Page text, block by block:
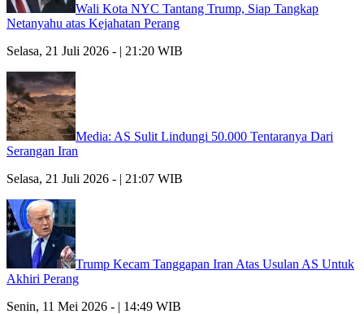
Wali Kota NYC Tantang Trump, Siap Tangkap
Netanyahu atas Kejahatan Perang
Selasa, 21 Juli 2026 - | 21:20 WIB
Media: AS Sulit Lindungi 50.000 Tentaranya Dari
Serangan Iran
Selasa, 21 Juli 2026 - | 21:07 WIB
Trump Kecam Tanggapan Iran Atas Usulan AS Untuk
Akhiri Perang
Senin, 11 Mei 2026 - | 14:49 WIB